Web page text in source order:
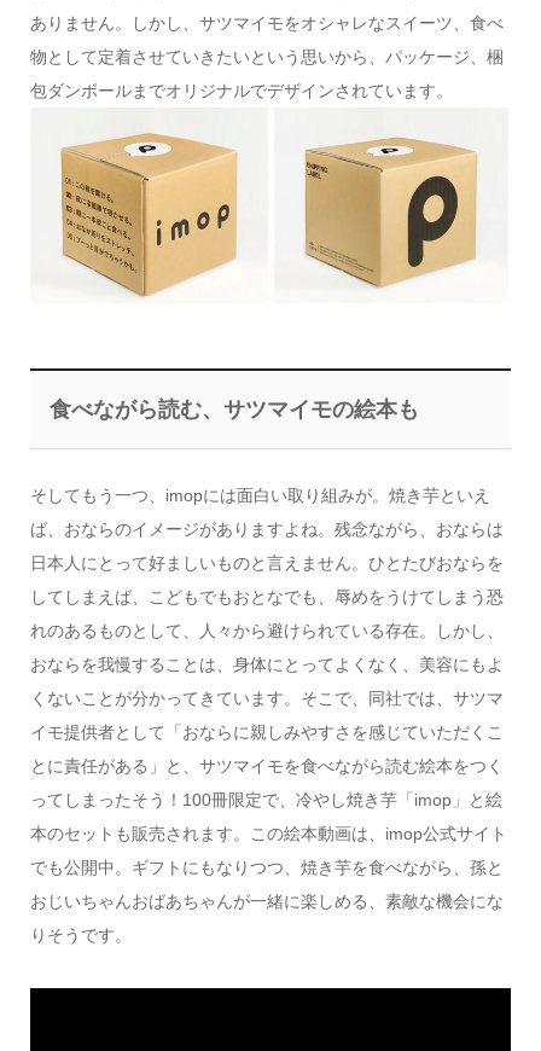
ありません。しかし、サツマイモをオシャレなスイーツ、食べ
物として定着させていきたいという思いから、パッケージ、梱
包ダンボールまでオリジナルでデザインされています。
食べながら読む、サツマイモの絵本も
そしてもう一つ、imopには面白い取り組みが。焼き芋といえ
ば、おならのイメージがありますよね。残念ながら、おならは
日本人にとって好ましいものと言えません。ひとたびおならを
してしまえば、こどもでもおとなでも、辱めをうけてしまう恐
れのあるものとして、人々から避けられている存在。しかし、
おならを我慢することは、身体にとってよくなく、美容にもよ
くないことが分かってきています。そこで、同社では、サツマ
イモ提供者として「おならに親しみやすさを感じていただくこ
とに責任がある」と、サツマイモを食べながら読む絵本をつく
ってしまったそう！100冊限定で、冷やし焼き芋「imop」と絵
本のセットも販売されます。この絵本動画は、imop公式サイト
でも公開中。ギフトにもなりつつ、焼き芋を食べながら、孫と
おじいちゃんおばあちゃんが一緒に楽しめる、素敵な機会にな
りそうです。